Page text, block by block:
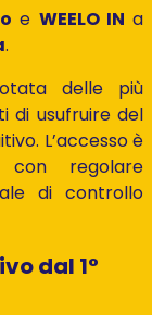
e WEELO IN a
.
delle più
di usufruire del
L’accesso è
regolare
di controllo
dal 1°